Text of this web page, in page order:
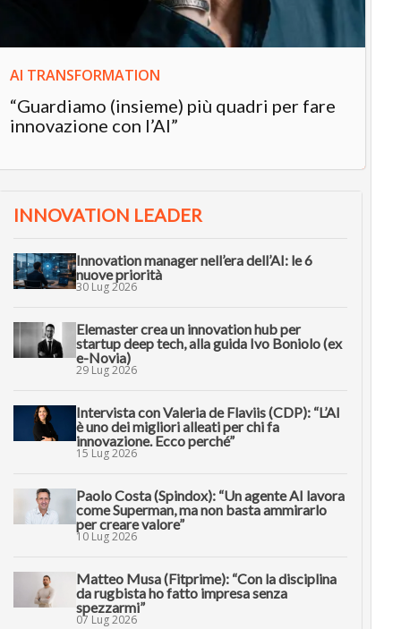
AI TRANSFORMATION
“Guardiamo (insieme) più quadri per fare
innovazione con l’AI”
INNOVATION LEADER
Innovation manager nell’era dell’AI: le 6
nuove priorità
30 Lug 2026
Elemaster crea un innovation hub per
startup deep tech, alla guida Ivo Boniolo (ex
e-Novia)
29 Lug 2026
Intervista con Valeria de Flaviis (CDP): “L’AI
è uno dei migliori alleati per chi fa
innovazione. Ecco perché”
15 Lug 2026
Paolo Costa (Spindox): “Un agente AI lavora
come Superman, ma non basta ammirarlo
per creare valore”
10 Lug 2026
Matteo Musa (Fitprime): “Con la disciplina
da rugbista ho fatto impresa senza
spezzarmi”
07 Lug 2026